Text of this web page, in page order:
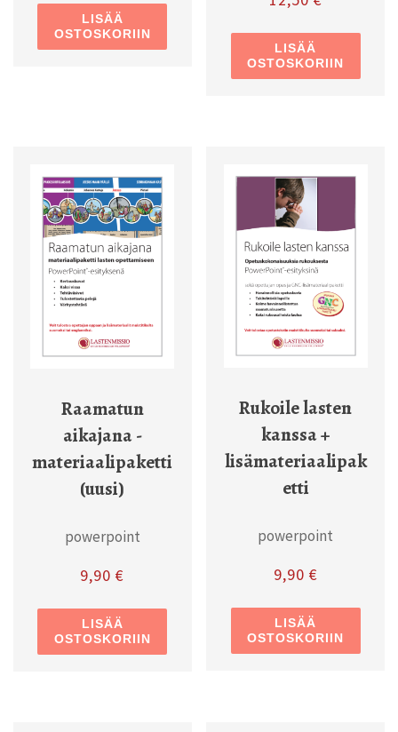
LISÄÄ
OSTOSKORIIN
LISÄÄ
OSTOSKORIIN
Raamatun
aikajana -
materiaalipaketti
(uusi)
powerpoint
9,90€
LISÄÄ
OSTOSKORIIN
Rukoile lasten
kanssa +
lisämateriaalipak
etti
powerpoint
9,90 €
LISÄÄ
OSTOSKORIIN